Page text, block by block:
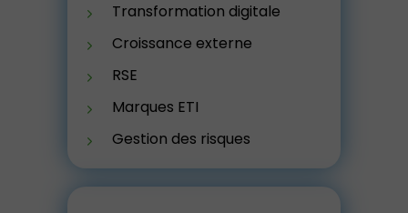
Transformation digitale
Croissance externe
RSE
Marques ETI
Gestion des risques